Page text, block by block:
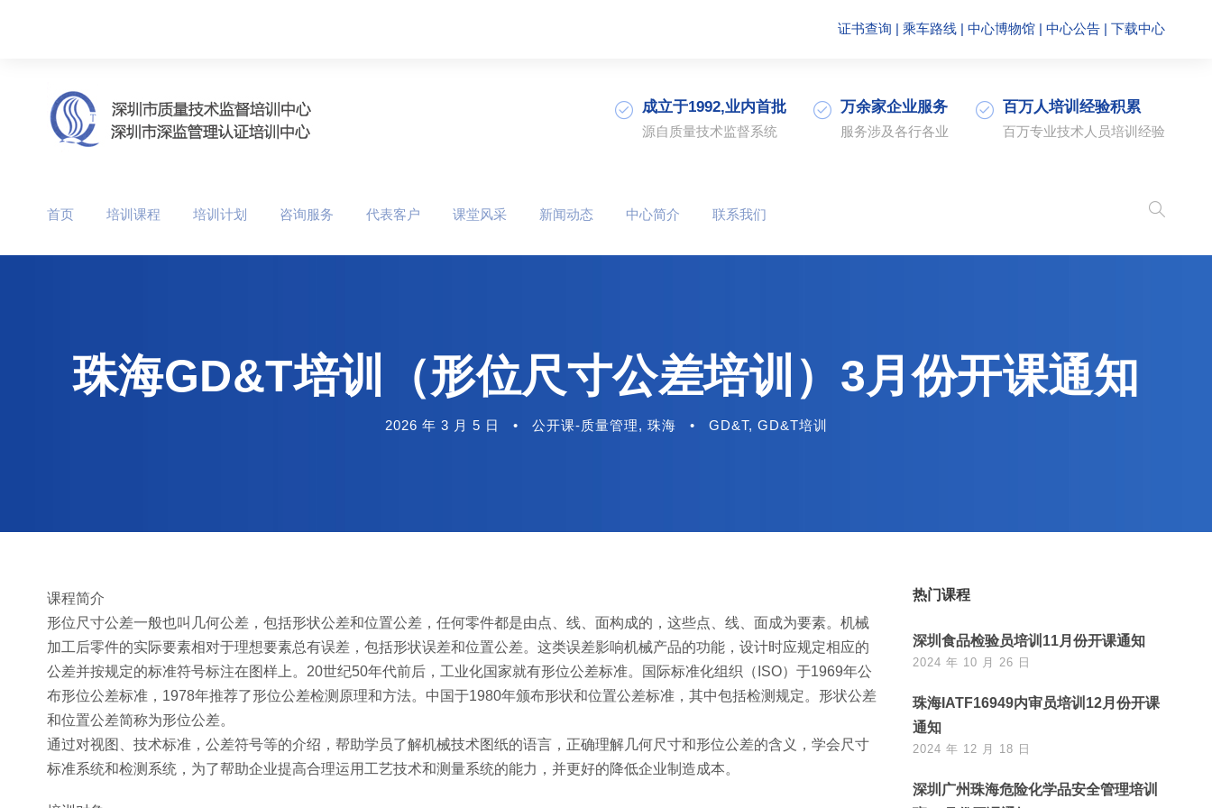
证书查询 | 乘车路线 | 中心博物馆 | 中心公告 | 下载中心
成立于1992,业内首批
源自质量技术监督系统
万余家企业服务
服务涉及各行各业
百万人培训经验积累
百万专业技术人员培训经验
首页 培训课程 培训计划 咨询服务 代表客户 课堂风采 新闻动态 中心简介 联系我们
珠海GD&T培训（形位尺寸公差培训）3月份开课通知
2026 年 3 月 5 日 • 公开课-质量管理, 珠海 • GD&T, GD&T培训
课程简介
形位尺寸公差一般也叫几何公差，包括形状公差和位置公差，任何零件都是由点、线、面构成的，这些点、线、面成为要素。机械
加工后零件的实际要素相对于理想要素总有误差，包括形状误差和位置公差。这类误差影响机械产品的功能，设计时应规定相应的
公差并按规定的标准符号标注在图样上。20世纪50年代前后，工业化国家就有形位公差标准。国际标准化组织（ISO）于1969年公
布形位公差标准，1978年推荐了形位公差检测原理和方法。中国于1980年颁布形状和位置公差标准，其中包括检测规定。形状公差
和位置公差简称为形位公差。
通过对视图、技术标准，公差符号等的介绍，帮助学员了解机械技术图纸的语言，正确理解几何尺寸和形位公差的含义，学会尺寸
标准系统和检测系统，为了帮助企业提高合理运用工艺技术和测量系统的能力，并更好的降低企业制造成本。
热门课程
深圳食品检验员培训11月份开课通知
2024 年 10 月 26 日
珠海IATF16949内审员培训12月份开课
通知
2024 年 12 月 18 日
深圳广州珠海危险化学品安全管理培训